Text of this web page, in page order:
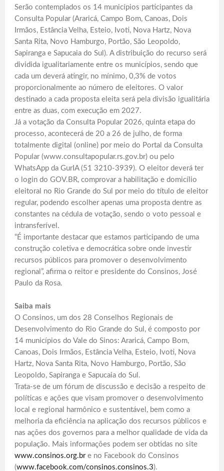
Serão contemplados os 14 municípios participantes da
Consulta Popular (Araricá, Campo Bom, Canoas, Dois
Irmãos, Estância Velha, Esteio, Ivoti, Nova Hartz, Nova
Santa Rita, Novo Hamburgo, Portão, São Leopoldo,
Sapiranga e Sapucaia do Sul). A distribuição do recurso será
dividida igualitariamente entre os municípios, sendo que
cada um deverá atingir, no mínimo, 0,3% de votos
proporcionalmente ao número de eleitores. O valor
destinado a cada proposta eleita será pela divisão igualitária
entre as duas, com execução em 2027.
Já a votação da Consulta Popular 2026, quinta etapa do
processo, acontecerá de 20 a 26 de julho, de forma
totalmente digital (online) por meio do Portal da Consulta
Popular (www.consultapopular.rs.gov.br) ou pelo
WhatsApp da GurIA (51 3210-3939). O eleitor deverá ter
o login do GOV.BR, comprovar a habilitação e domicílio
eleitoral no Rio Grande do Sul por meio do título de eleitor
regular, podendo escolher apenas uma proposta dentre as
constantes na cédula de votação, sendo o voto pessoal e
intransferível.
“É importante destacar que estamos participando de uma
construção coletiva e democrática sobre onde investir
recursos públicos para promover o desenvolvimento
regional”, afirma o reitor e presidente do Consinos, José
Paulo da Rosa.
Saiba mais
O Consinos, um dos 28 Conselhos Regionais de
Desenvolvimento do Rio Grande do Sul, é composto por
14 municípios do Vale do Sinos: Araricá, Campo Bom,
Canoas, Dois Irmãos, Estância Velha, Esteio, Ivoti, Nova
Hartz, Nova Santa Rita, Novo Hamburgo, Portão, São
Leopoldo, Sapiranga e Sapucaia do Sul.
Trata-se de um fórum de discussão e decisão a respeito de
políticas e ações que visam promover o desenvolvimento
local e regional harmônico e sustentável, bem como a
melhoria da eficiência na aplicação dos recursos públicos e
nas ações dos governos para a melhor qualidade de vida da
população. Mais informações podem ser obtidas no site
www.consinos.org.bre no Facebook do Consinos
(www.facebook.com/consinos.consinos.3).